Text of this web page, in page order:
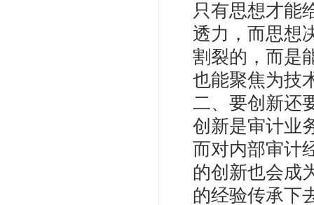
只有思想才能
透力，而思想
割裂的，而是
也能聚焦为技
二、要创新还
创新是审计业
而对内部审计
的创新也会成
的经验传承下